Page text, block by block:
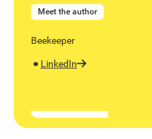
Meet the author
Beekeeper
LinkedIn